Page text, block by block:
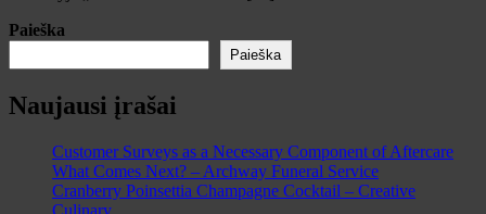
Paieška
Paieška
Naujausi įrašai
Customer Surveys as a Necessary Component of Aftercare
What Comes Next? – Archway Funeral Service
Cranberry Poinsettia Champagne Cocktail – Creative
Culinary